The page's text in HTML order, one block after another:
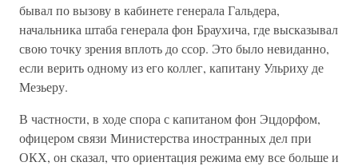
бывал по вызову в кабинете генерала Гальдера,
начальника штаба генерала фон Браухича, где высказывал
свою точку зрения вплоть до ссор. Это было невиданно,
если верить одному из его коллег, капитану Ульриху де
Мезьеру.
В частности, в ходе спора с капитаном фон Эцдорфом,
офицером связи Министерства иностранных дел при
ОКХ, он сказал, что ориентация режима ему все больше и